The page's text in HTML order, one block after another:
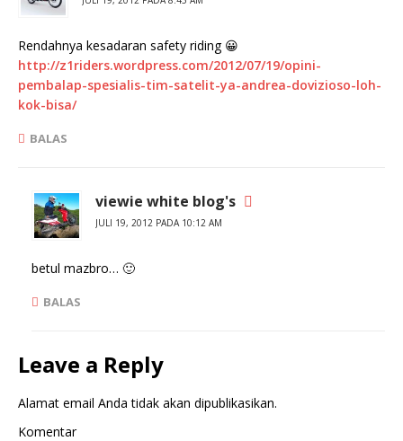
Rendahnya kesadaran safety riding 😀
http://z1riders.wordpress.com/2012/07/19/opini-
pembalap-spesialis-tim-satelit-ya-andrea-dovizioso-loh-
kok-bisa/
BALAS
viewie white blog's
JULI 19, 2012 PADA 10:12 AM
betul mazbro… 🙂
BALAS
Leave a Reply
Alamat email Anda tidak akan dipublikasikan.
Komentar